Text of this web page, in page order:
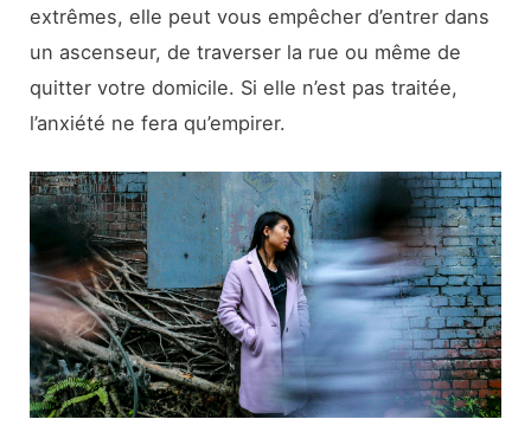
extrêmes, elle peut vous empêcher d’entrer dans
un ascenseur, de traverser la rue ou même de
quitter votre domicile. Si elle n’est pas traitée,
l’anxiété ne fera qu’empirer.